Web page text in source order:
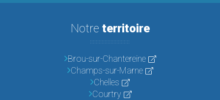
Notre territoire
Brou-sur-Chantereine
Champs-sur-Marne
Chelles
Courtry